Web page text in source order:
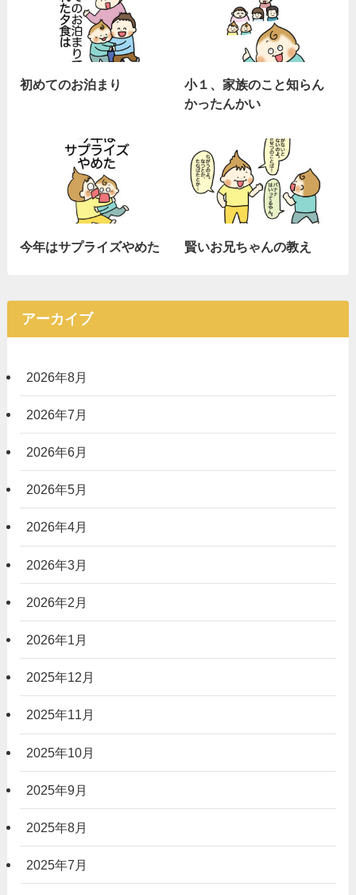
初めてのお泊まり
小１、家族のこと知らん
かったんかい
今年はサプライズやめた 賢いお兄ちゃんの教え
アーカイブ
2026年8月
2026年7月
2026年6月
2026年5月
2026年4月
2026年3月
2026年2月
2026年1月
2025年12月
2025年11月
2025年10月
2025年9月
2025年8月
2025年7月